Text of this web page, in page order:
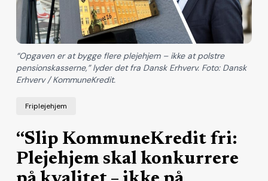
Friplejehjem
“Slip KommuneKredit fri:
Plejehjem skal konkurrere
“Opgaven er at bygge flere plejehjem – ikke at polstre
pensionskasserne,” lyder det fra Dansk Erhverv. Foto: Dansk
Erhverv / KommuneKredit.